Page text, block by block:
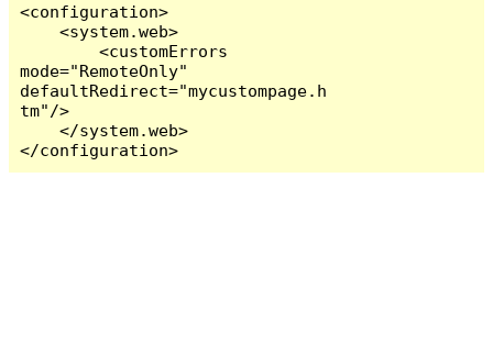
<configuration>
    <system.web>
        <customErrors
mode="RemoteOnly"
defaultRedirect="mycustompage.h
tm"/>
    </system.web>
</configuration>